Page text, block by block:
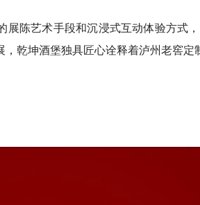
展陈艺术手段和沉浸式互动体验方式
乾坤酒堡独具匠心诠释着泸州老窖定